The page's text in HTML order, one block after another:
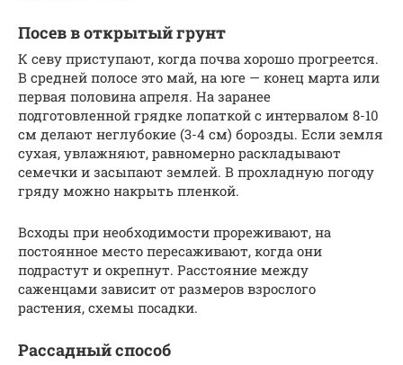
Посев в открытый грунт
К севу приступают, когда почва хорошо прогреется.
В средней полосе это май, на юге — конец марта или
первая половина апреля. На заранее
подготовленной грядке лопаткой с интервалом 8-10
см делают неглубокие (3-4 см) борозды. Если земля
сухая, увлажняют, равномерно раскладывают
семечки и засыпают землей. В прохладную погоду
гряду можно накрыть пленкой.
Всходы при необходимости прореживают, на
постоянное место пересаживают, когда они
подрастут и окрепнут. Расстояние между
саженцами зависит от размеров взрослого
растения, схемы посадки.
Рассадный способ